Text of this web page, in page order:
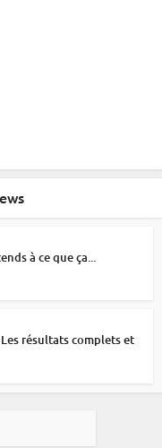
à ce que ça...
résultats complets et